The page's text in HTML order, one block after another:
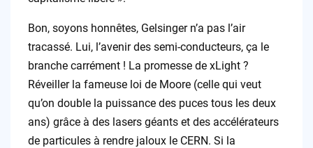
Bon, soyons honnêtes, Gelsinger n’a pas l’air
tracassé. Lui, l’avenir des semi-conducteurs, ça le
branche carrément ! La promesse de xLight ?
Réveiller la fameuse loi de Moore (celle qui veut
qu’on double la puissance des puces tous les deux
ans) grâce à des lasers géants et des accélérateurs
de particules à rendre jaloux le CERN. Si la